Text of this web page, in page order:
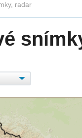
radar